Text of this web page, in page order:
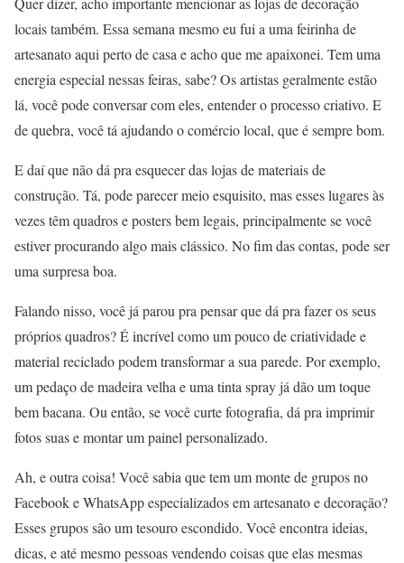
locais também. Essa semana mesmo eu fui a uma feirinha de
artesanato aqui perto de casa e acho que me apaixonei. Tem uma
energia especial nessas feiras, sabe? Os artistas geralmente estão
lá, você pode conversar com eles, entender o processo criativo. E
de quebra, você tá ajudando o comércio local, que é sempre bom.
E daí que não dá pra esquecer das lojas de materiais de
construção. Tá, pode parecer meio esquisito, mas esses lugares às
vezes têm quadros e posters bem legais, principalmente se você
estiver procurando algo mais clássico. No fim das contas, pode ser
uma surpresa boa.
Falando nisso, você já parou pra pensar que dá pra fazer os seus
próprios quadros? É incrível como um pouco de criatividade e
material reciclado podem transformar a sua parede. Por exemplo,
um pedaço de madeira velha e uma tinta spray já dão um toque
bem bacana. Ou então, se você curte fotografia, dá pra imprimir
fotos suas e montar um painel personalizado.
Ah, e outra coisa! Você sabia que tem um monte de grupos no
Facebook e WhatsApp especializados em artesanato e decoração?
Esses grupos são um tesouro escondido. Você encontra ideias,
dicas, e até mesmo pessoas vendendo coisas que elas mesmas